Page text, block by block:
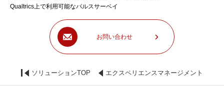
Qualtrics上で利用可能なパルスサーベイ
お問い合わせ
ソリューションTOP エクスペリエンスマネージメント